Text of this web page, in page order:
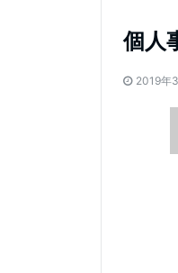
個人
2019年